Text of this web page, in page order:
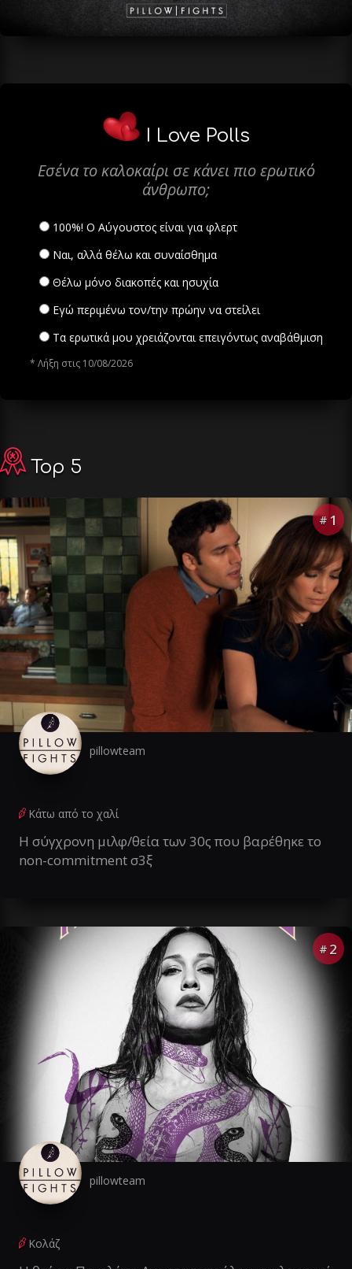
I Love Polls
Εσένα το καλοκαίρι σε κάνει πιο ερωτικό
άνθρωπο;
100%! Ο Αύγουστος είναι για φλερτ
Ναι, αλλά θέλω και συναίσθημα
Θέλω μόνο διακοπές και ησυχία
Εγώ περιμένω τον/την πρώην να στείλει
Τα ερωτικά μου χρειάζονται επειγόντως αναβάθμιση
* Λήξη στις 10/08/2026
Top 5
# 1
pillowteam
Κάτω από το χαλί
Η σύγχρονη μιλφ/θεία των 30ς που βαρέθηκε το
non-commitment σ3ξ
# 2
pillowteam
Κολάζ